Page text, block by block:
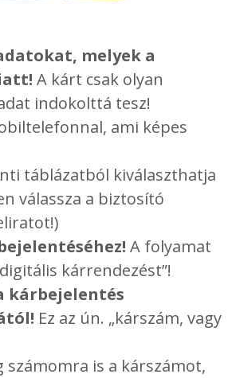
melyek a
A kárt csak olyan
indokolttá tesz!
ami képes
táblázatból kiválaszthatja
válassza a biztosító
A folyamat
kárrendezést”!
kárbejelentés
Ez az ún. „kárszám, vagy
számomra is a kárszámot,